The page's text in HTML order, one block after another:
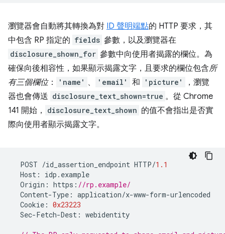
瀏覽器會自動將其轉換為對 ID 聲明端點的 HTTP 要求，其
中包含 RP 指定的 fields 參數，以及瀏覽器在
disclosure_shown_for 參數中向使用者揭露的欄位。為
確保向後相容性，如果顯示揭露文字，且要求的欄位包含所
有三個欄位： 'name' 、 'email' 和 'picture'
，瀏覽
器也會傳送 disclosure_text_shown=true 。從 Chrome
141 開始，
disclosure_text_shown 的值不會指出是否實
際向使用者顯示揭露文字。
POST /id_assertion_endpoint HTTP/1.1
Host : idp . example
Origin : https : //rp.example/
Content-Type : application/x-www-form-urlencoded
Cookie : 0x23223
Sec-Fetch-Dest : webidentity